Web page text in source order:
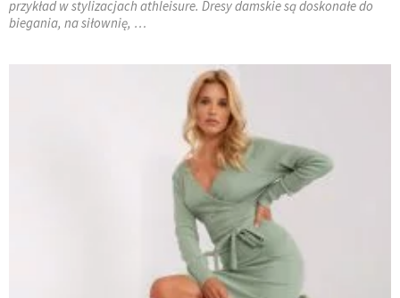
przykład w stylizacjach athleisure. Dresy damskie są doskonałe do
biegania, na siłownię, …